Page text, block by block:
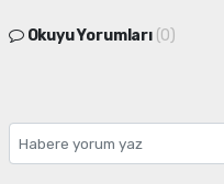
Okuyu Yorumları (0)